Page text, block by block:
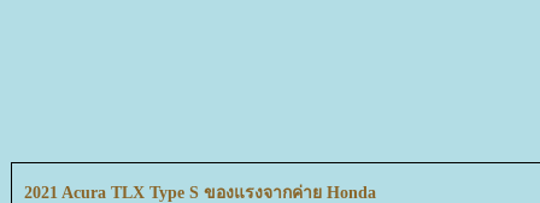
2021 Acura TLX Type S ของแรงจากค่าย Honda